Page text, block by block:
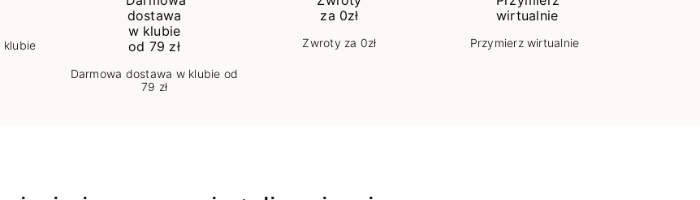
klubie
Darmowa dostawa w klubie od
79 zł
Zwroty za 0zł Przymierz wirtualnie